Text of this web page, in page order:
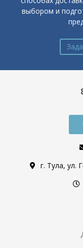
выбором и
г. Тула, ул.